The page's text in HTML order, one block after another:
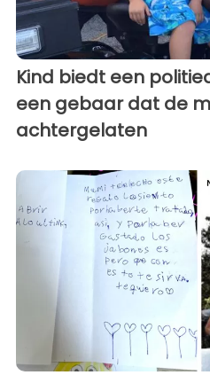
Kind biedt een
een gebaar dat de
achtergelaten